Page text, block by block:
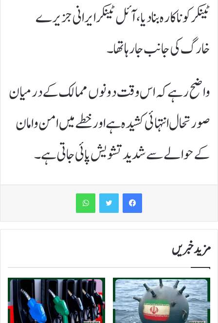
ٹینکر کو ناکارہ بنا دیا، آئل ٹینکر ایرانی جزیرے
خارگ کی جانب جا رہا تھا۔
واضح رہے کہ اس وقت دونوں ممالک کے درمیان
صورتحال انتہائی کشیدہ ہے اور خطے میں امن و امان
کے حوالے سے شدید تشویش پائی جاتی ہے۔
WhatsApp
مزید خبریں